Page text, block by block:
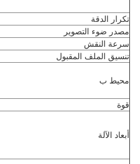
تكرار الدقة
مصدر ضوء التصوير
سرعة النقش
تنسيق الملف المقبول
محيط ب
قوة
أبعاد الآلة